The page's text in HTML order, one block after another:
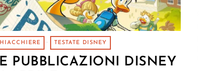
· TESTATE DISNEY
PUBBLICAZIONI DISNEY